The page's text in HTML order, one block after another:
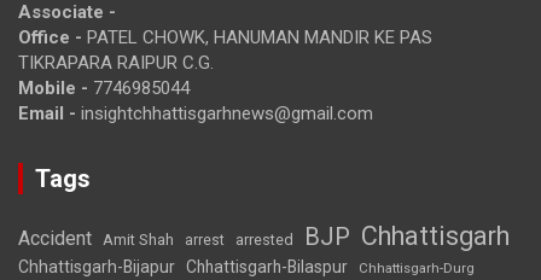
Associate -
Office - PATEL CHOWK, HANUMAN MANDIR KE PAS
TIKRAPARA RAIPUR C.G.
Mobile - 7746985044
Email - insightchhattisgarhnews@gmail.com
Tags
Accident Amit Shah arrest arrested BJP Chhattisgarh
Chhattisgarh-Bijapur Chhattisgarh-Bilaspur Chhattisgarh-Durg